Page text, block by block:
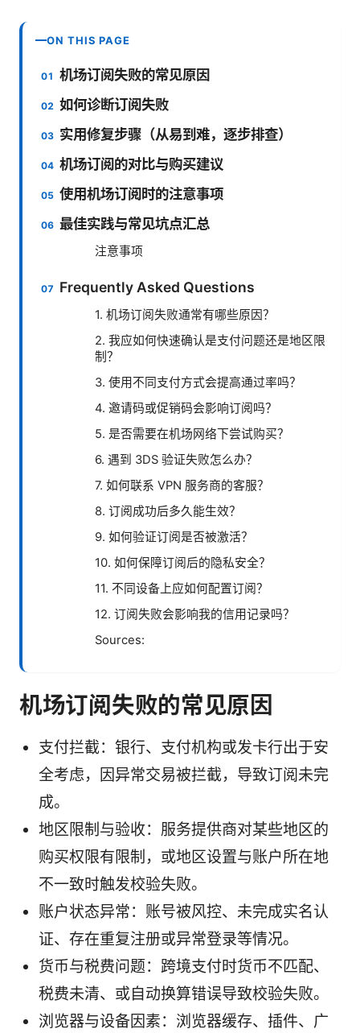
ON THIS PAGE
机场订阅失败的常见原因
如何诊断订阅失败
实用修复步骤（从易到难，逐步排查）
机场订阅的对比与购买建议
使用机场订阅时的注意事项
最佳实践与常见坑点汇总
注意事项
Frequently Asked Questions
1. 机场订阅失败通常有哪些原因？
2. 我应如何快速确认是支付问题还是地区限
制？
3. 使用不同支付方式会提高通过率吗？
4. 邀请码或促销码会影响订阅吗？
5. 是否需要在机场网络下尝试购买？
6. 遇到 3DS 验证失败怎么办？
7. 如何联系 VPN 服务商的客服？
8. 订阅成功后多久能生效？
9. 如何验证订阅是否被激活？
10. 如何保障订阅后的隐私安全？
11. 不同设备上应如何配置订阅？
12. 订阅失败会影响我的信用记录吗？
Sources:
机场订阅失败的常见原因
支付拦截：银行、支付机构或发卡行出于安
全考虑，因异常交易被拦截，导致订阅未完
成。
地区限制与验收：服务提供商对某些地区的
购买权限有限制，或地区设置与账户所在地
不一致时触发校验失败。
账户状态异常：账号被风控、未完成实名认
证、存在重复注册或异常登录等情况。
货币与税费问题：跨境支付时货币不匹配、
税费未清、或自动换算错误导致校验失败。
浏览器与设备因素：浏览器缓存、插件、广